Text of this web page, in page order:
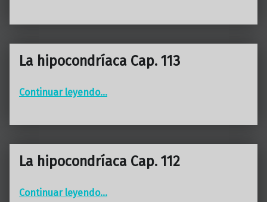
La hipocondríaca Cap. 113
Continuar leyendo…
La hipocondríaca Cap. 112
Continuar leyendo…